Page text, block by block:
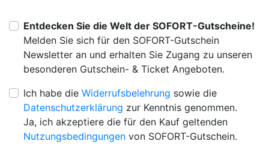
Entdecken Sie die Welt der SOFORT-Gutscheine!
Melden Sie sich für den SOFORT-Gutschein
Newsletter an und erhalten Sie Zugang zu unseren
besonderen Gutschein- & Ticket Angeboten.
Ich habe die Widerrufsbelehrung sowie die
Datenschutzerklärung zur Kenntnis genommen.
Ja, ich akzeptiere die für den Kauf geltenden
Nutzungsbedingungen von SOFORT-Gutschein.